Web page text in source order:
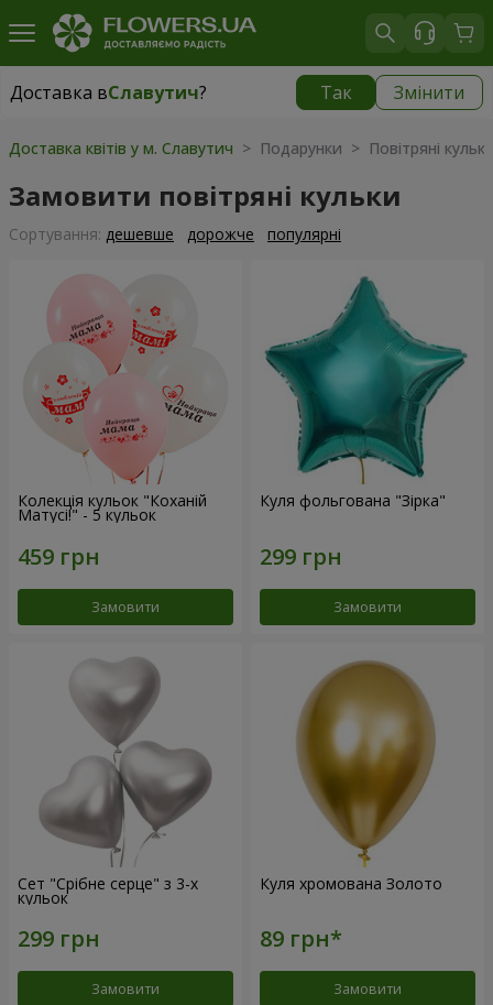
Доставка вСлавутич? Так Змінити
Доставка вСлавутич|
Доставка квітів у м. Славутич > Подарунки > Повітряні
Замовити повітряні кульки
Сортування: дешевше дорожче популярні
Колекція кульок "Коханій
Матусі!" - 5 кульок
Замовити
Куля фольгована "Зірка"
Замовити
Сет "Срібне серце" з 3-х
кульок
Замовити
Куля хромована Золото
Замовити